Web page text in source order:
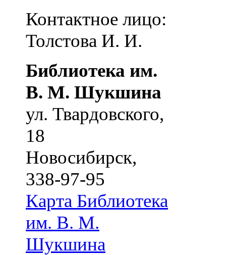
Контактное лицо:
Толстова И. И.
Библиотека им.
В. М. Шукшина
ул. Твардовского,
18
Новосибирск,
338-97-95
Карта Библиотека
им. В. М.
Шукшина